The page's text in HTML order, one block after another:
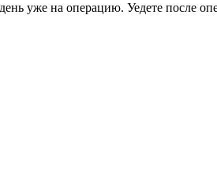
уже на операцию. Уедете после